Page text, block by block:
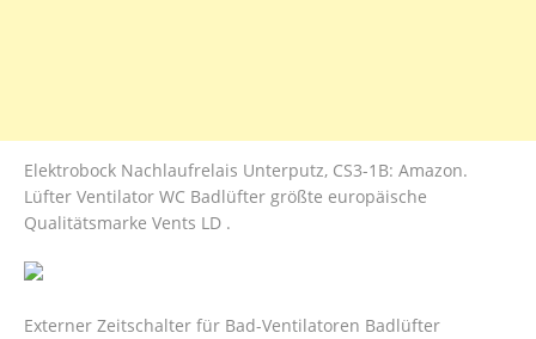
Elektrobock Nachlaufrelais Unterputz, CS3-1B: Amazon.
Lüfter Ventilator WC Badlüfter größte europäische
Qualitätsmarke Vents LD .
Externer Zeitschalter für Bad-Ventilatoren Badlüfter